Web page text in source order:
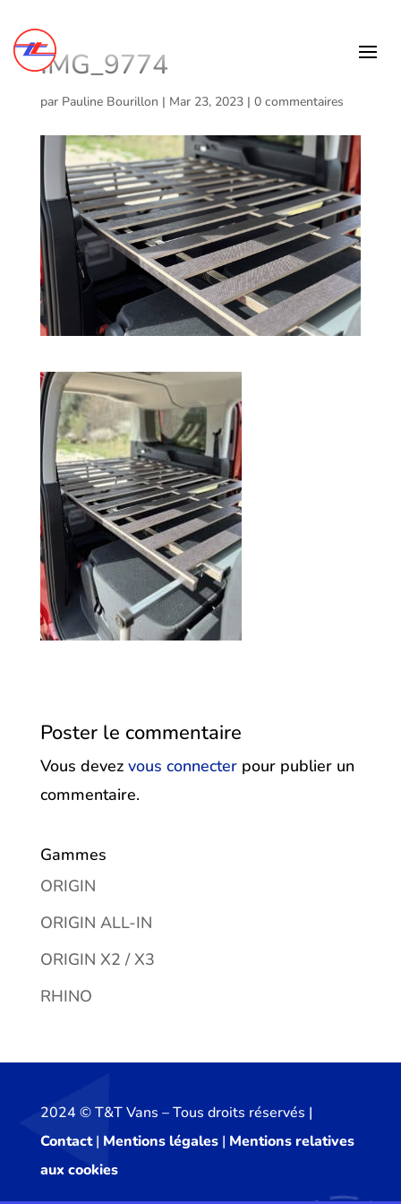
IMG_9774
par Pauline Bourillon | Mar 23, 2023| 0 commentaires
Poster le commentaire
Vous devez vous connecterpour publier un
commentaire.
Gammes
ORIGIN
ORIGIN ALL-IN
ORIGIN X2 / X3
RHINO
2024 ©️ T&T Vans – Tous droits réservés |
Contact| Mentions légales| Mentions relatives
aux cookies